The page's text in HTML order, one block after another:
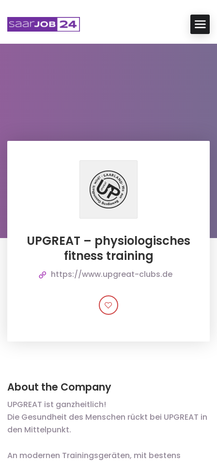
UPGREAT – physiologisches
fitness training
https://www.upgreat-clubs.de
About the Company
UPGREAT ist ganzheitlich!
Die Gesundheit des Menschen rückt bei UPGREAT in
den Mittelpunkt.
An modernen Trainingsgeräten, mit bestens